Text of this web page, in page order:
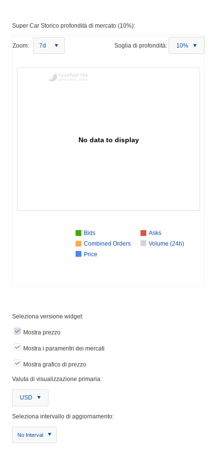
Super Car Storico profondità di mercato (10%):
Zoom: 7d Soglia di profondità: 10%
No data to display
Bids
Asks
Combined Orders
Volume (24h)
Price
Seleziona versione widget:
Mostra prezzo
Mostra i paramentri dei mercati
Mostra grafico di prezzo
Valuta di visualizzazione primaria:
USD
Seleziona intervallo di aggiornamento:
No Interval